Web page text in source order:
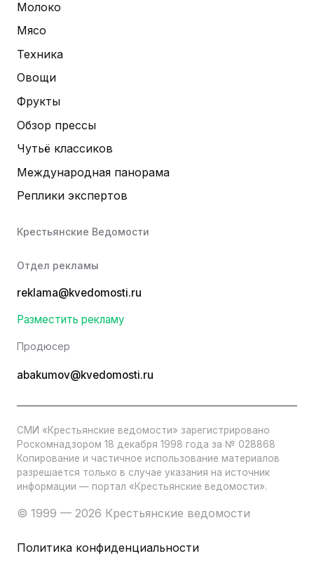
Молоко
Мясо
Техника
Овощи
Фрукты
Обзор прессы
Чутьё классиков
Международная панорама
Реплики экспертов
Крестьянские Ведомости
Отдел рекламы
reklama@kvedomosti.ru
Разместить рекламу
Продюсер
abakumov@kvedomosti.ru
СМИ «Крестьянские ведомости» зарегистрировано
Роскомнадзором 18 декабря 1998 года за № 028868
Копирование и частичное использование материалов
разрешается только в случае указания на источник
информации — портал «Крестьянские ведомости».
© 1999 — 2026 Крестьянские ведомости
Политика конфиденциальности